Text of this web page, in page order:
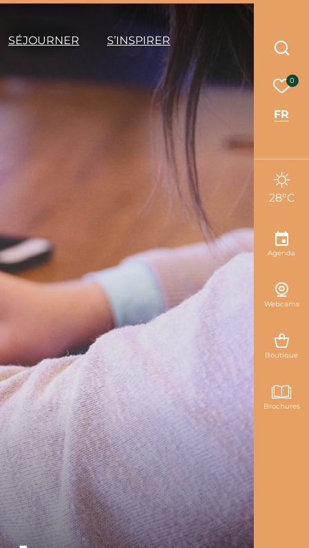
éco
SÉJOURNER S’INSPIRER
0
FR
28°C
Agenda
Webcams
Boutique
Brochures